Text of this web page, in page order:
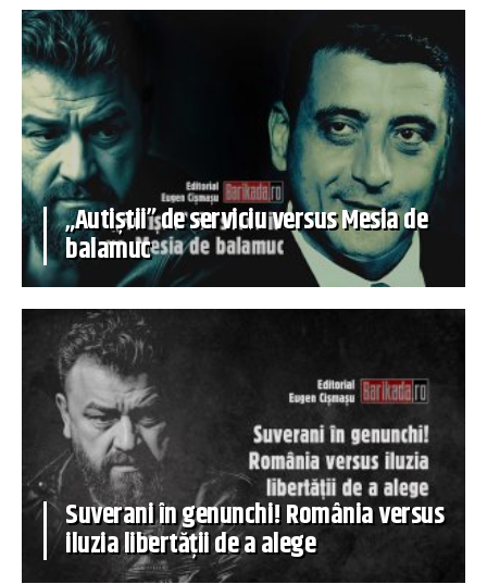
„Autiștii” de serviciu versus Mesia de
balamuc
Suverani în genunchi! România versus
iluzia libertății de a alege